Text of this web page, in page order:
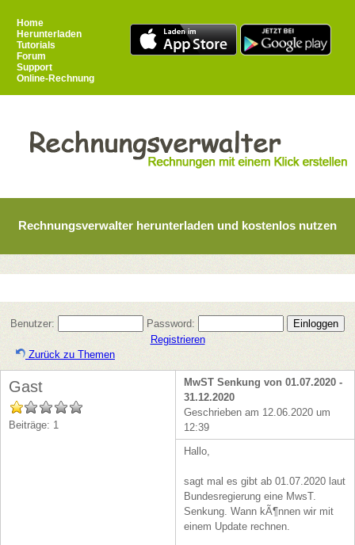
Home
Herunterladen
Tutorials
Forum
Support
Online-Rechnung
Rechnungsverwalter herunterladen und kostenlos nutzen
Benutzer:
Password:
Registrieren
Zurück zu Themen
Gast
Beiträge: 1
MwST Senkung von 01.07.2020 -
31.12.2020
Geschrieben am 12.06.2020 um
12:39
Hallo,
sagt mal es gibt ab 01.07.2020 laut
Bundesregierung eine MwsT.
Senkung. Wann kÃ¶nnen wir mit
einem Update rechnen.